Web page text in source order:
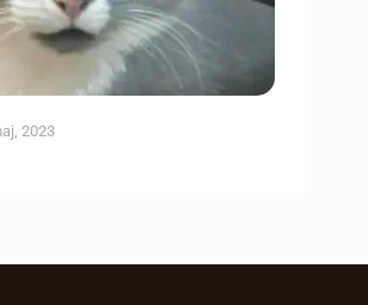
2023